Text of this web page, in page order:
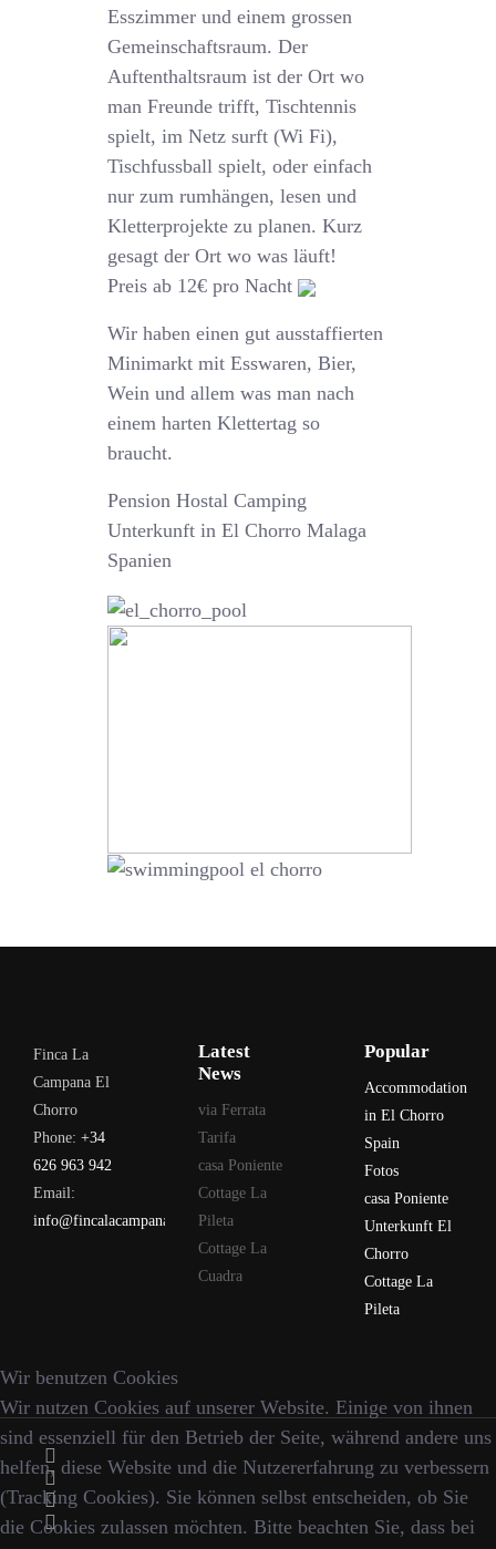
Esszimmer und einem grossen
Gemeinschaftsraum. Der
Auftenthaltsraum ist der Ort wo
man Freunde trifft, Tischtennis
spielt, im Netz surft (Wi Fi),
Tischfussball spielt, oder einfach
nur zum rumhängen, lesen und
Kletterprojekte zu planen. Kurz
gesagt der Ort wo was läuft!
Preis ab 12€ pro Nacht
Wir haben einen gut ausstaffierten
Minimarkt mit Esswaren, Bier,
Wein und allem was man nach
einem harten Klettertag so
braucht.
Pension Hostal Camping
Unterkunft in El Chorro Malaga
Spanien
Finca La
Campana El
Chorro
Phone: +34
626 963 942
Email:
info@fincalacampana.com
Latest
News
via Ferrata
Tarifa
casa Poniente
Cottage La
Pileta
Cottage La
Cuadra
Popular
Accommodation
in El Chorro
Spain
Fotos
casa Poniente
Unterkunft El
Chorro
Cottage La
Pileta
Wir benutzen Cookies
Wir nutzen Cookies auf unserer Website. Einige von ihnen
sind essenziell für den Betrieb der Seite, während andere uns
helfen, diese Website und die Nutzererfahrung zu verbessern
(Tracking Cookies). Sie können selbst entscheiden, ob Sie
die Cookies zulassen möchten. Bitte beachten Sie, dass bei